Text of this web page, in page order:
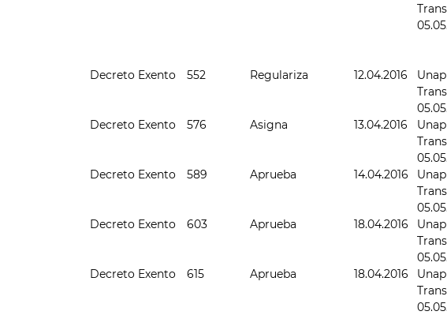
Decreto Exento 552 Regulariza 12.04.2016
Unap
Decreto Exento 576 Asigna 13.04.2016
Unap
Decreto Exento 589 Aprueba 14.04.2016
Unap
Decreto Exento 603 Aprueba 18.04.2016
Unap
Decreto Exento 615 Aprueba 18.04.2016
Unap